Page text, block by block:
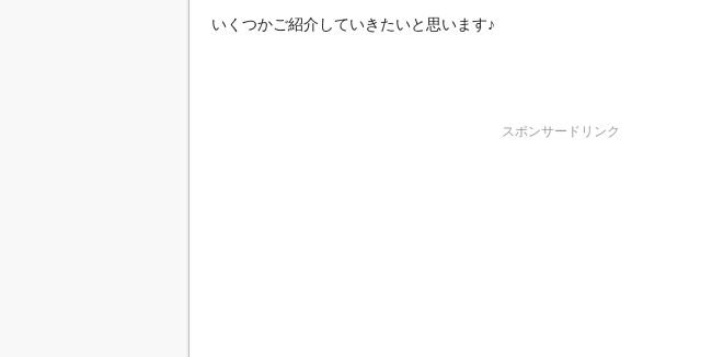
いくつかご紹介していきたいと思います♪
スポンサードリンク